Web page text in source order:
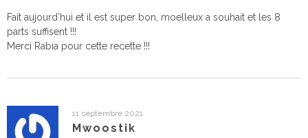
Fait aujourd’hui et il est super bon, moelleux a souhait et les 8
parts suffisent !!!
Merci Rabia pour cette recette !!!
11 septembre 2021
Mwoostik